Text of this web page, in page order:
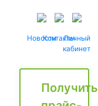
НовостиКонтактыЛичный
кабинет
Получить